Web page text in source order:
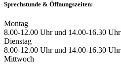
Sprechstunde & Öffnungszeiten:
Montag
8.00-12.00 Uhr und 14.00-16.30 Uhr
Dienstag
8.00-12.00 Uhr und 14.00-16.30 Uhr
Mittwoch